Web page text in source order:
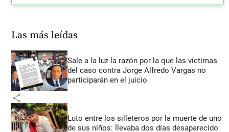
Las más leídas
Sale a la luz la razón por la que las víctimas
del caso contra Jorge Alfredo Vargas no
participarán en el juicio
share
Luto entre los silleteros por la muerte de uno
de sus niños: llevaba dos días desaparecido